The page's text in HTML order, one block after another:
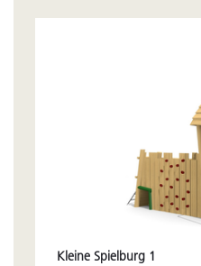
Kleine Spielburg 1